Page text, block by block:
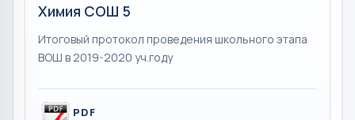
Химия СОШ 5
Итоговый протокол проведения школьного этапа
ВОШ в 2019-2020 уч.году
PDF